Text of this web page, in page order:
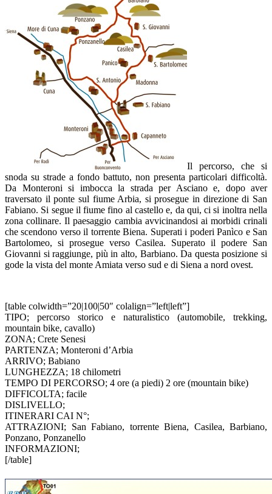
Il percorso, che si
snoda su strade a fondo battuto, non presenta particolari difficoltà.
Da Monteroni si imbocca la strada per Asciano e, dopo aver
traversato il ponte sul fiume Arbia, si prosegue in direzione di San
Fabiano. Si segue il fiume fino al castello e, da qui, ci si inoltra nella
zona collinare. Il paesaggio cambia avvicinandosi ai morbidi crinali
che scendono verso il torrente Biena. Superati i poderi Panìco e San
Bartolomeo, si prosegue verso Casilea. Superato il podere San
Giovanni si raggiunge, più in alto, Barbiano. Da questa posizione si
gode la vista del monte Amiata verso sud e di Siena a nord ovest.
[table colwidth=”20|100|50″ colalign=”left|left”]
TIPO; percorso storico e naturalistico (automobile, trekking,
mountain bike, cavallo)
ZONA; Crete Senesi
PARTENZA; Monteroni d’Arbia
ARRIVO; Babiano
LUNGHEZZA; 18 chilometri
TEMPO DI PERCORSO; 4 ore (a piedi) 2 ore (mountain bike)
DIFFICOLTA; facile
DISLIVELLO;
ITINERARI CAI N°;
ATTRAZIONI; San Fabiano, torrente Biena, Casilea, Barbiano,
Ponzano, Ponzanello
INFORMAZIONI;
[/table]